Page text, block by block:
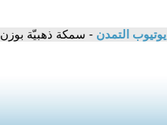
يوتيوب التمدن - سمكة ذهبيّة بوزن 272 كلغ | أسماك متوحشة | ناشونال جيوغرافيك أبوظبي